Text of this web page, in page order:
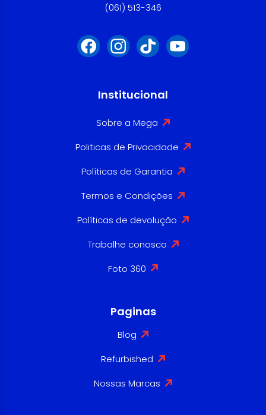
(061) 513-346
Institucional
Sobre a Mega
Politicas de Privacidade
Políticas de Garantia
Termos e Condições
Políticas de devolução
Trabalhe conosco
Foto 360
Paginas
Blog
Refurbished
Nossas Marcas